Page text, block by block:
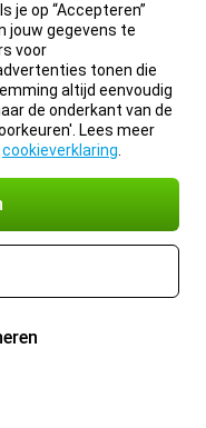
je op “Accepteren”
jouw gegevens te
voor
tonen die
altijd eenvoudig
de onderkant van de
Lees meer
cookieverklaring